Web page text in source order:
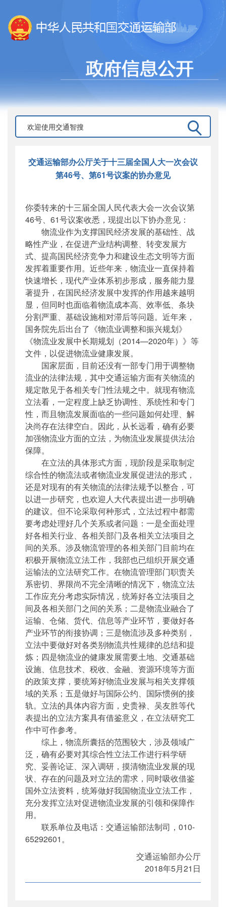
交通运输部办公厅关于十三届全国人大一次会议
第46号、第61号议案的协办意见
你委转来的十三届全国人民代表大会一次会议第
46号、61号议案收悉，现提出以下协办意见：
物流业作为支撑国民经济发展的基础性、战
略性产业，在促进产业结构调整、转变发展方
式、提高国民经济竞争力和建设生态文明等方面
发挥着重要作用。近些年来，物流业一直保持着
快速增长，现代产业体系初步形成，服务能力显
著提升，在国民经济发展中发挥的作用越来越明
显，但同时也面临着物流成本高、效率低、条块
分割严重、基础设施相对滞后等问题。近年来，
国务院先后出台了《物流业调整和振兴规划》
《物流业发展中长期规划（2014—2020年）》等
文件，以促进物流业健康发展。
国家层面，目前还没有一部专门用于调整物
流业的法律法规，其中交通运输方面有关物流的
规定散见于各相关专门性法规之中。就现有物流
立法看，一定程度上缺乏协调性、系统性和专门
性，而且物流发展面临的一些问题如何处理、解
决尚存在法律空白。因此，从长远看，确有必要
加强物流业方面的立法，为物流业发展提供法治
保障。
在立法的具体形式方面，现阶段是采取制定
综合性的物流法或者物流业发展促进法的形式，
还是对现有的有关物流的法律法规予以整合，可
以进一步研究，也欢迎人大代表提出进一步明确
的建议。但不论采取何种形式，立法过程中都需
要考虑处理好几个关系或者问题：一是全面处理
好各相关行业、各相关部门及各相关立法项目之
间的关系。涉及物流管理的各相关部门目前均在
积极开展物流立法工作，我部也已组织开展交通
运输法的立法研究工作。在物流管理部门职责关
系密切、界限尚不完全清晰的情况下，物流立法
工作应充分考虑实际情况，统筹好各立法项目之
间及各相关部门之间的关系；二是物流业融合了
运输、仓储、货代、信息等产业环节，要做好各
产业环节的衔接协调；三是物流涉及多种类别，
立法中要做好对各类别物流共性规律的总结和提
炼；四是物流业的健康发展需要土地、交通基础
设施、信息技术、税收、金融、资源环境等方面
的政策支撑，要统筹好物流业发展与相关支撑领
域的关系；五是做好与国际公约、国际惯例的接
轨。立法的具体内容方面，史贵禄、吴友胜等代
表提出的立法方案具有借鉴意义，在立法研究工
作中可作参考。
综上，物流所囊括的范围较大，涉及领域广
泛，确有必要对其综合性立法工作进行科学研
究、妥善论证、深入调研，摸清物流业发展的现
状、存在的问题及对立法的需求，同时吸收借鉴
国外立法资料，统筹做好我国物流业立法工作，
充分发挥立法对促进物流业发展的引领和保障作
用。
联系单位及电话：交通运输部法制司，010-
65292601。
交通运输部办公厅
2018年5月21日